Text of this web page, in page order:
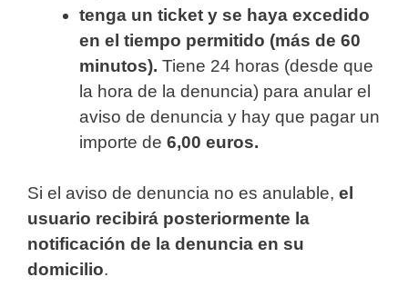
tenga un ticket y se haya excedido
en el tiempo permitido (más de 60
minutos). Tiene 24 horas (desde que
la hora de la denuncia) para anular el
aviso de denuncia y hay que pagar un
importe de 6,00 euros.
Si el aviso de denuncia no es anulable, el
usuario recibirá posteriormente la
notificación de la denuncia en su
domicilio.